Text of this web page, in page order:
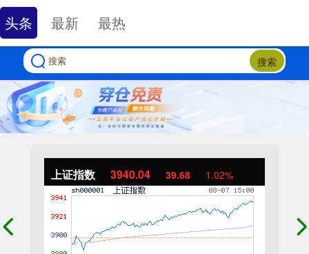
搜索
上证指数 3940.04 39.68 1.02%
头条 最新 最热